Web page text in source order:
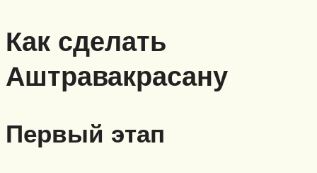
Как сделать
Аштравакрасану
Первый этап